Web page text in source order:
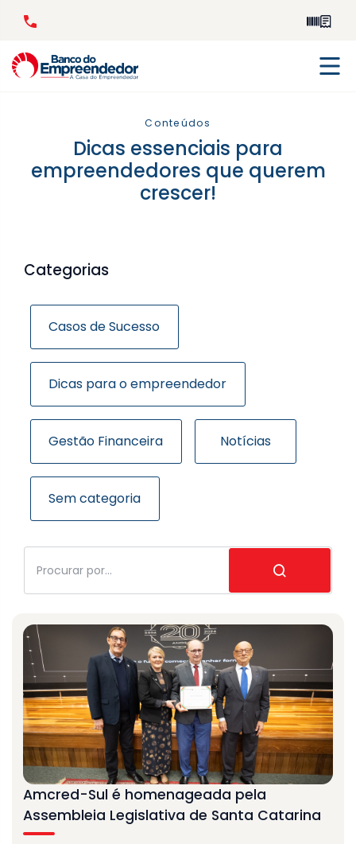
Conteúdos
Dicas essenciais para
empreendedores que querem
crescer!
Categorias
Casos de Sucesso
Dicas para o empreendedor
Gestão Financeira Notícias
Sem categoria
Amcred-Sul é homenageada pela
Assembleia Legislativa de Santa Catarina